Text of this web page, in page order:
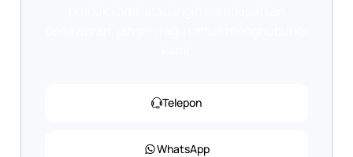
Telepon
WhatsApp